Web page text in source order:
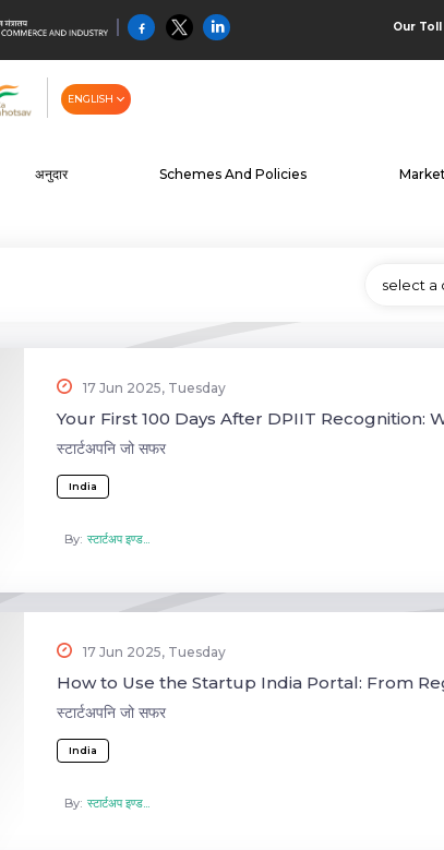
Our
ENGLISH
अनुदार Schemes And Policies
select a
17 Jun 2025, Tuesday
Your First 100 Days After DPIIT Recognition:
स्टार्टअपनि जो सफर
India
By: स्टार्टअप इण्ड...
17 Jun 2025, Tuesday
How to Use the Startup India Portal: From
स्टार्टअपनि जो सफर
India
By: स्टार्टअप इण्ड...